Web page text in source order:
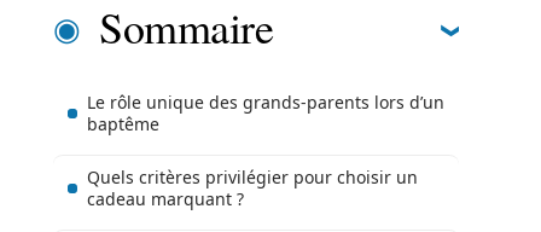
Sommaire
Le rôle unique des grands-parents lors d’un
baptême
Quels critères privilégier pour choisir un
cadeau marquant ?